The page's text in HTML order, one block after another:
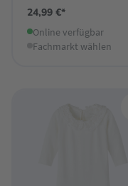
24,99 €*
Online verfügbar
Fachmarkt wählen